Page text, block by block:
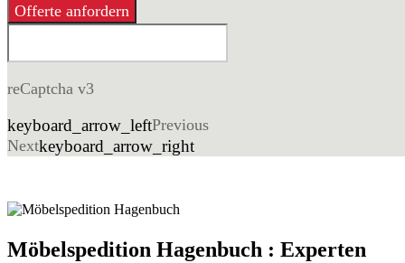
Offerte anfordern
reCaptcha v3
keyboard_arrow_leftPrevious
Nextkeyboard_arrow_right
Möbelspedition Hagenbuch : Experten